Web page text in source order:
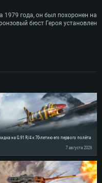
года, он был похоронен на
бюст Героя установлен
на G.91 R/4 к 70-летию его первого полёта
7 августа 2026